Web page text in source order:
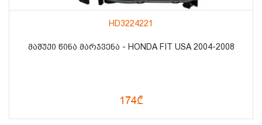
HD3224221
ᲛᲐᲨᲣᲥᲘ ᲬᲘᲜᲐ ᲛᲐᲠᲯᲕᲔᲜᲐ - HONDA FIT USA 2004-2008
174₾